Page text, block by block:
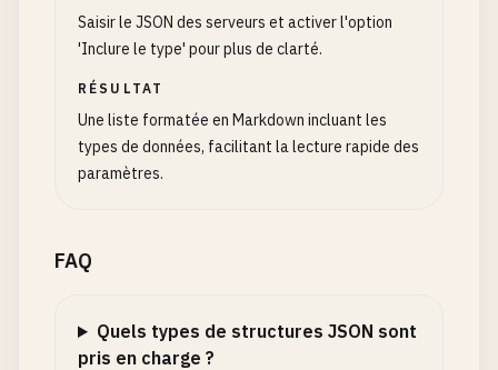
Saisir le JSON des serveurs et activer l'option
'Inclure le type' pour plus de clarté.
RÉSULTAT
Une liste formatée en Markdown incluant les
types de données, facilitant la lecture rapide des
paramètres.
FAQ
Quels types de structures JSON sont
pris en charge ?